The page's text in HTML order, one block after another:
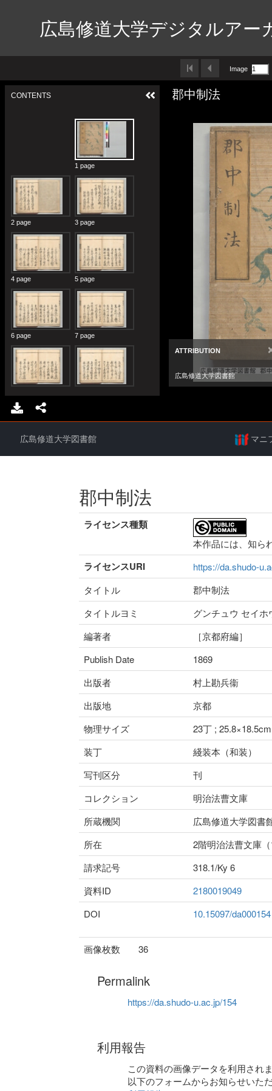
広島修道大学デジタルアー
広島修道大学図書館 マニ
郡中制法
ライセンス種類
本作品には、知ら
ライセンスURI
https://da.shudo-
タイトル
郡中制法
タイトルヨミ
グンチュウ セイホ
編著者
［京都府編］
Publish Date
1869
出版者
村上勘兵衞
出版地
京都
物理サイズ
23丁 ; 25.8×18.5cm
装丁
綫装本（和装）
写刊区分
刊
コレクション
明治法曹文庫
所蔵機関
広島修道大学図書
所在
2階明治法曹文庫
請求記号
318.1/Ky 6
資料ID
2180019049
DOI
10.15097/da000154
画像枚数 36
Permalink
https://da.shudo-u.ac.jp/154
利用報告
この資料の画像データを利用され
以下のフォームからお知らせいた